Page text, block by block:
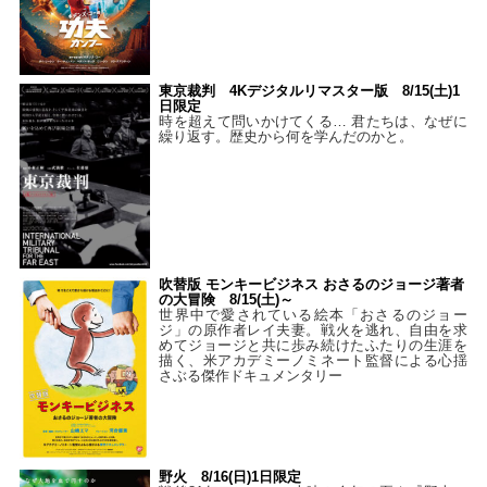
東京裁判 4Kデジタルリマスター版 8/15(土)1
日限定
時を超えて問いかけてくる… 君たちは、なぜに
繰り返す。歴史から何を学んだのかと。
吹替版 モンキービジネス おさるのジョージ著者
の大冒険 8/15(土)～
世界中で愛されている絵本「おさるのジョー
ジ」の原作者レイ夫妻。戦火を逃れ、自由を求
めてジョージと共に歩み続けたふたりの生涯を
描く、米アカデミーノミネート監督による心揺
さぶる傑作ドキュメンタリー
野火 8/16(日)1日限定